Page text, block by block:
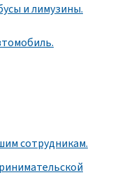
и лимузины.
сотрудникам.